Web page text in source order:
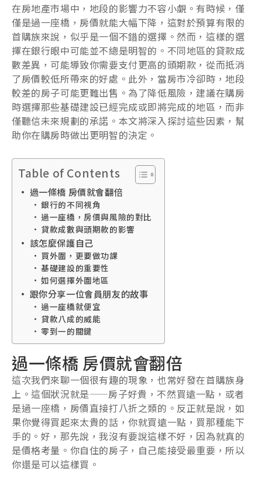
在房地產市場中，地段的影響力不容小覷。有時候，僅
僅是過一座橋，房價就能大幅下降，這對於預算有限的
首購族來說，似乎是一個不錯的選擇。然而，這樣的選
擇在銀行眼中可能並不總是明智的。不同地區的貸款成
數差異，可能導致你需要支付更高的頭期款，從而抵消
了房價較低所帶來的好處。此外，當房市冷卻時，地段
較差的房子可能更難出售。為了降低風險，建議在購房
時選擇那些基礎建設已經完成或即將完成的地區，而非
僅聽信未來規劃的承諾。本文將深入探討這些因素，幫
助你在購房時做出更明智的決定。
Table of Contents
過一條橋 房價就會翻倍
銀行的不同視角
過一座橋，房價與風險的對比
貸款成數與頭期款的影響
該怎麼保護自己
買外圍，更要做功課
基礎建設的重要性
如何選擇外圍地區
跟你分享一位會員朋友的故事
過一座橋就便宜
貸款八成的威能
零到一的關鍵
過一條橋 房價就會翻倍
這次我們來聊一個很有趣的現象，也常好發在首購族身
上。這個狀況就是——房子好貴，不然買遠一點，或者
是過一座橋，房價直接打八折之類的。反正就是說，如
果你覺得買起來太貴的話，你就買遠一點，買那種能下
手的。好，那先說，我沒有要說這樣不好，因為就真的
是價格考量。你自住的房子，自己能接受最重要，所以
你還是可以這樣買。